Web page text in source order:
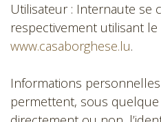
Utilisateur : Internaute se
respectivement utilisant le
www.casaborghese.lu.
Informations
permettent, sous